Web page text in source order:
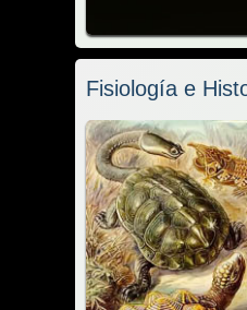
Fisiología e